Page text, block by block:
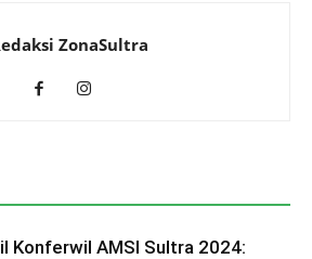
ZonaSultra
Konferwil AMSI Sultra 2024: